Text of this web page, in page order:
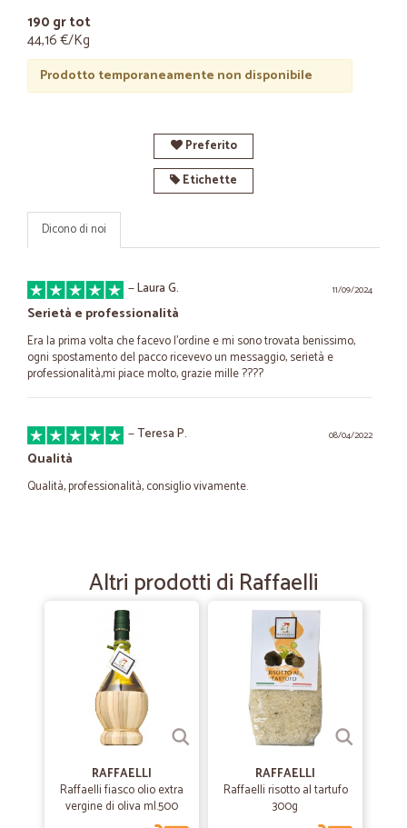
190 gr tot
44,16 €/Kg
Prodotto temporaneamente non disponibile
Preferito
Etichette
Dicono di noi
11/09/2024
—Laura G.
Serietà e professionalità
Era la prima volta che facevo l'ordine e mi sono trovata benissimo,
ogni spostamento del pacco ricevevo un messaggio, serietà e
professionalità,mi piace molto, grazie mille ????
08/04/2022
—Teresa P.
Qualità
Qualità, professionalità, consiglio vivamente.
Molto molto buono!
Cicalia sta migliorando sempre di più, spedizioni molto veloci, imballo
a prova di corriere un po' maldestro e prodotti buoni, prezzi un pochino
alti ma la comodità di riceverli a casa fa chiudere un occhio sul
prezzo, darei un eccezionale se diminuissero un pochino! Comunque
molto molto buono, grazie!
29/10/2020
—Francesco Z.
Ho già acquistato 2 volte tutto bene.
Ho già acquistato 2 volte tutto bene. Arriva tutto imballato anche
l'acqua. Cosegnato tutto con camion frigorifero. Avendo i salumi
levoni continuerò a servirmi da loro.
Altri prodotti di Raffaelli
RAFFAELLI
Raffaelli fiasco olio extra
vergine di oliva ml.500
RAFFAELLI
Raffaelli risotto al tartufo
300g